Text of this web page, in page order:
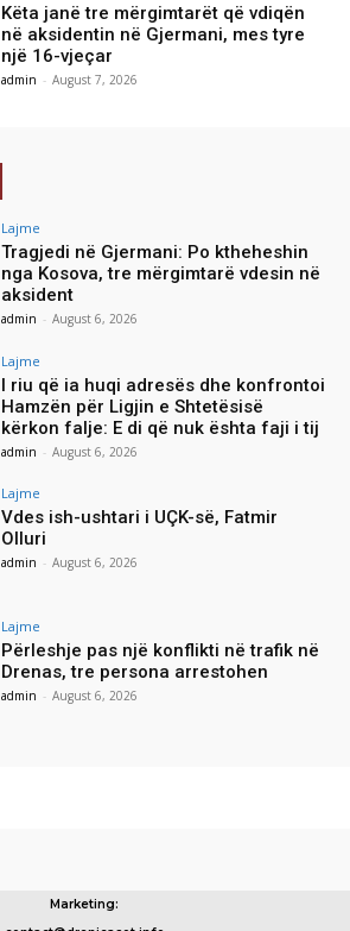
Këta janë tre mërgimtarët që vdiqën
në aksidentin në Gjermani, mes tyre
një 16-vjeçar
admin - August 7, 2026
Lajme
Tragjedi në Gjermani: Po ktheheshin
nga Kosova, tre mërgimtarë vdesin në
aksident
admin - August 6, 2026
Lajme
I riu që ia huqi adresës dhe konfrontoi
Hamzën për Ligjin e Shtetësisë
kërkon falje: E di që nuk ështa faji i tij
admin - August 6, 2026
Lajme
Vdes ish-ushtari i UÇK-së, Fatmir
Olluri
admin - August 6, 2026
Lajme
Përleshje pas një konflikti në trafik në
Drenas, tre persona arrestohen
admin - August 6, 2026
Marketing: